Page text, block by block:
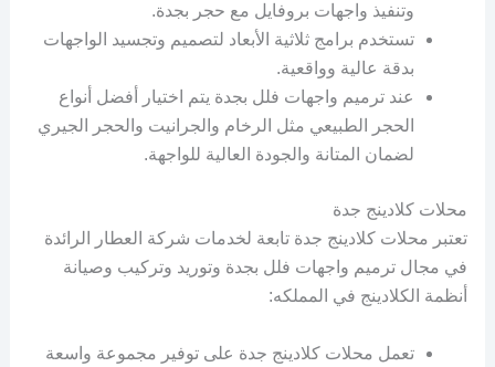
وتنفيذ واجهات بروفايل مع حجر بجدة.
تستخدم برامج ثلاثية الأبعاد لتصميم وتجسيد الواجهات
بدقة عالية وواقعية.
عند ترميم واجهات فلل بجدة يتم اختيار أفضل أنواع
الحجر الطبيعي مثل الرخام والجرانيت والحجر الجيري
لضمان المتانة والجودة العالية للواجهة.
محلات كلادينج جدة
تعتبر محلات كلادينج جدة تابعة لخدمات شركة العطار الرائدة
في مجال ترميم واجهات فلل بجدة وتوريد وتركيب وصيانة
أنظمة الكلادينج في المملكه:
تعمل محلات كلادينج جدة على توفير مجموعة واسعة